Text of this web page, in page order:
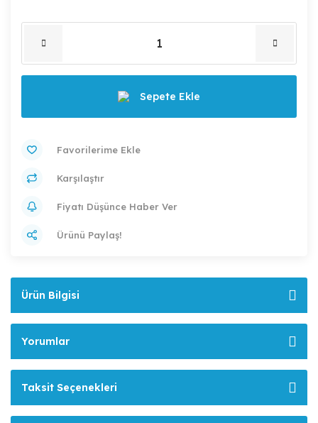
Sepete Ekle
Karşılaştır
Fiyatı Düşünce Haber Ver
Ürünü Paylaş!
Ürün Bilgisi
Yorumlar
Taksit Seçenekleri